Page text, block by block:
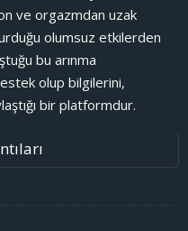
ve orgazmdan uzak
olumsuz etkilerden
bu arınma
olup bilgilerini,
bir platformdur.